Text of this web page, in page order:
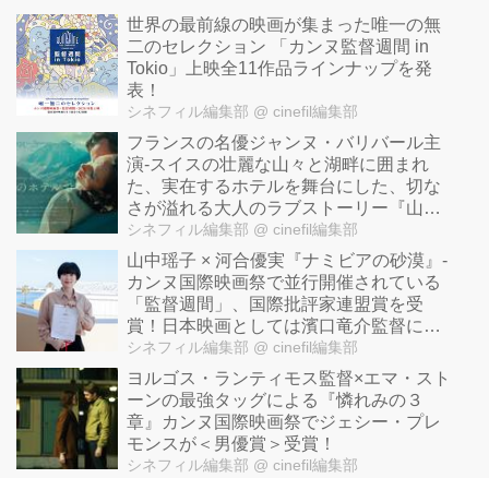
世界の最前線の映画が集まった唯一の無
二のセレクション 「カンヌ監督週間 in
Tokio」上映全11作品ラインナップを発
表！
シネフィル編集部 @ cinefil編集部
フランスの名優ジャンヌ・バリバール主
演-スイスの壮麗な山々と湖畔に囲まれ
た、実在するホテルを舞台にした、切な
さが溢れる大人のラブストーリー『山逢
いのホテルで』公開！
シネフィル編集部 @ cinefil編集部
山中瑶子 × 河合優実『ナミビアの砂漠』-
カンヌ国際映画祭で並行開催されている
「監督週間」、国際批評家連盟賞を受
賞！日本映画としては濱口竜介監督に続
き６人目の快挙！
シネフィル編集部 @ cinefil編集部
ヨルゴス・ランティモス監督×エマ・スト
ーンの最強タッグによる『憐れみの３
章』カンヌ国際映画祭でジェシー・プレ
モンスが＜男優賞＞受賞！
シネフィル編集部 @ cinefil編集部